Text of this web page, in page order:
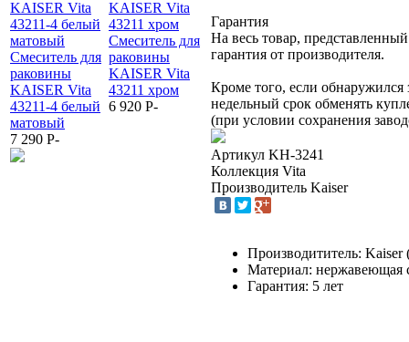
Смеситель для
раковины
KAISER Vita
43211-4 белый
матовый
7 290 P-
Смеситель для
раковины
KAISER Vita
43211 хром
6 920 P-
Смеситель
KAISER Vita
для раковины,
воронёная
сталь
7 820P-
Смеситель для
KAISER Vita
43311-4 белый
матовый
Гарантия
На весь товар,
гарантия от производителя.
Кроме того, если
недельный срок обменять
(при условии сохранения
Артикул KH-3241
Коллекция Vita
Производитель Kaiser
Производититель: Kaiser
Материал: нержавеющая
Гарантия: 5 лет